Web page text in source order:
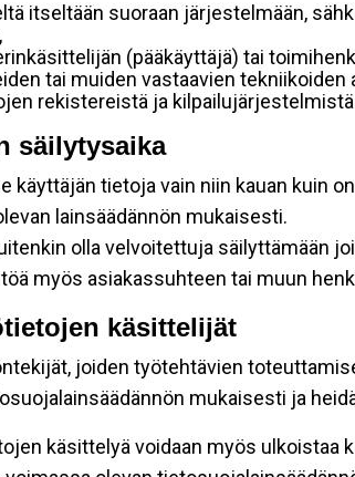
itseltään suoraan järjestelmään,
(pääkäyttäjä) tai
tai muiden vastaavien tekniikoiden
rekistereistä ja kilpailujärjestelmistä
säilytysaika
käyttäjän tietoja vain niin kauan kuin
lainsäädännön mukaisesti.
olla velvoitettuja säilyttämään
myös asiakassuhteen tai muun
käsittelijät
joiden työtehtävien
mukaisesti ja
käsittelyä voidaan myös ulkoistaa